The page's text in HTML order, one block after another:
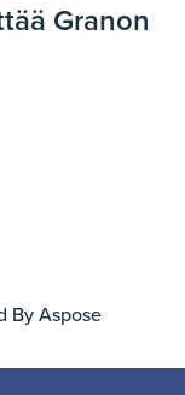
Granon
By Aspose